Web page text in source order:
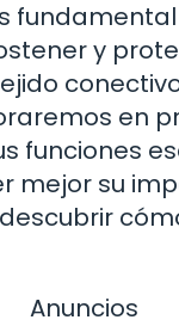
y
en
funciones
su
Anuncios